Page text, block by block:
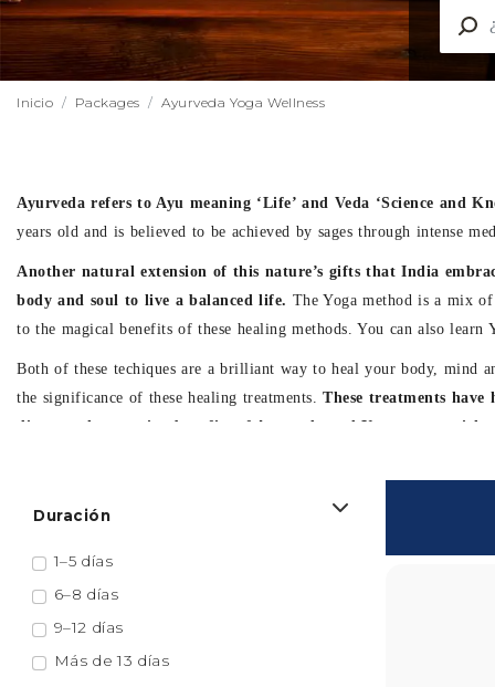
Presupuesto
0- $500
$500- $1000
Más de $3000
Explora India
India Central
India Oriental
Norte de la India
Viaja según tus intereses
Aventura y Trekking
Ayurveda, Yoga y Bienestar
Escapadas Cortas